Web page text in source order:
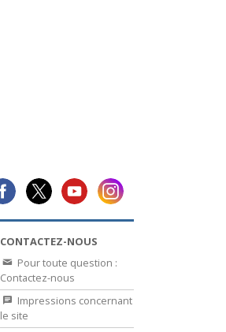
CONTACTEZ-NOUS
Pour toute question :
Contactez-nous
Impressions concernant
le site